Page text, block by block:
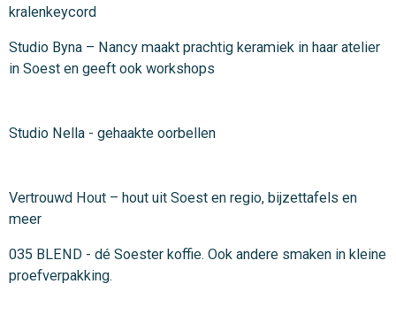
kralenkeycord
Studio Byna – Nancy maakt prachtig keramiek in haar atelier
in Soest en geeft ook workshops
Studio Nella - gehaakte oorbellen
Vertrouwd Hout – hout uit Soest en regio, bijzettafels en
meer
035 BLEND - dé Soester koffie. Ook andere smaken in kleine
proefverpakking.